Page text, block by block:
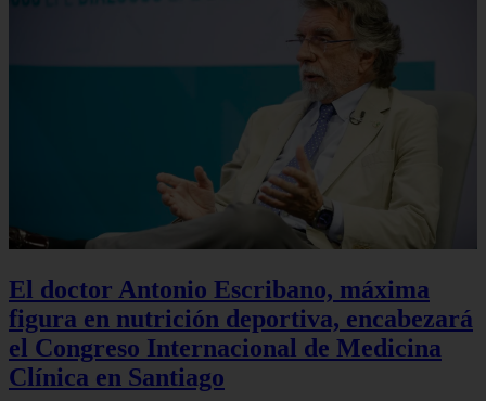
El doctor Antonio Escribano, máxima
figura en nutrición deportiva, encabezará
el Congreso Internacional de Medicina
Clínica en Santiago